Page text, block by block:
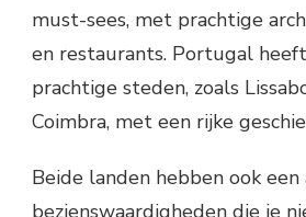
must-sees, met prachtige
en restaurants. Portugal
prachtige steden, zoals
Coimbra, met een rijke
Beide landen hebben ook
bezienswaardigheden die je